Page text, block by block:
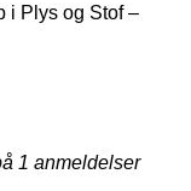
i Plys og Stof –
1 anmeldelser